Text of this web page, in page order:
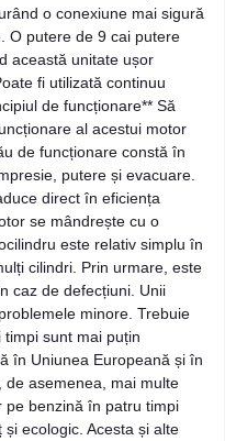
o conexiune mai sigură
O putere de 9 cai putere
această unitate ușor
fi utilizată continuu
de funcționare** Să
al acestui motor
de funcționare constă în
putere și evacuare.
direct în eficiența
se mândrește cu o
este relativ simplu în
cilindri. Prin urmare, este
caz de defecțiuni. Unii
minore. Trebuie
sunt mai puțin
în Uniunea Europeană și în
de asemenea, mai multe
pe benzină în patru timpi
ecologic. Acesta și alte